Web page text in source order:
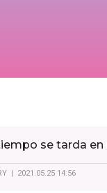
se tarda
| 2021.05.25 14:56